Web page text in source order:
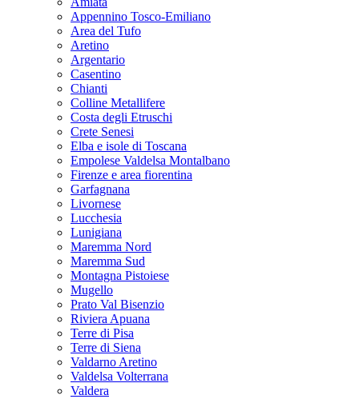
Appennino Tosco-Emiliano
Area del Tufo
Aretino
Argentario
Casentino
Chianti
Colline Metallifere
Costa degli Etruschi
Crete Senesi
Elba e isole di Toscana
Empolese Valdelsa Montalbano
Firenze e area fiorentina
Garfagnana
Livornese
Lucchesia
Lunigiana
Maremma Nord
Maremma Sud
Montagna Pistoiese
Mugello
Prato Val Bisenzio
Riviera Apuana
Terre di Pisa
Terre di Siena
Valdarno Aretino
Valdelsa Volterrana
Valdera